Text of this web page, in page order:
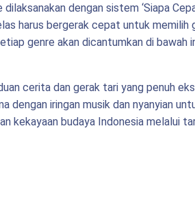
dengan sistem ‘Siapa
harus bergerak cepat untuk memilih
genre akan dicantumkan di bawah
cerita dan gerak tari yang penuh
dengan iringan musik dan nyanyian
kekayaan budaya Indonesia melalui